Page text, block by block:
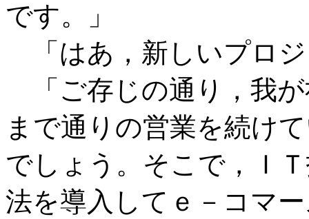
です。」
「はあ，新しいプロ
「ご存じの通り，我
まで通りの営業を続け
でしょう。そこで，Ｉ
法を導入してｅ－コマ